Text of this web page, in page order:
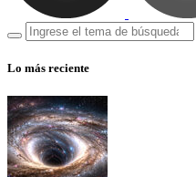
Lo más reciente